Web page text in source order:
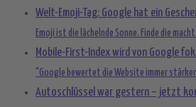
Welt-Emoji-Tag: Google hat ein
Emoji ist die lächelnde Sonne. Finde die macht
Mobile-First-Index wird von Google
"Google bewertet die Website immer
Autoschlüssel war gestern – jetzt